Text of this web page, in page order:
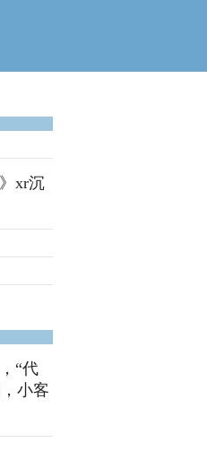
xr沉
“代
小客